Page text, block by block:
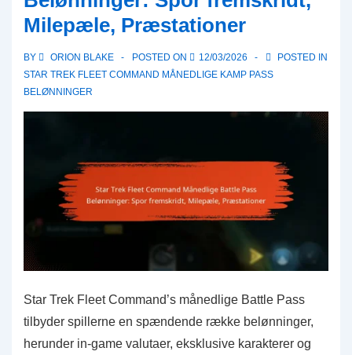
spørgsmål,
spørgsmål,
Detaljerede
svar
Milepæle, Præstationer
BY ORION BLAKE POSTED ON 12/03/2026
POSTED IN
STAR TREK FLEET COMMAND MÅNEDLIGE KAMP PASS
BELØNNINGER
Star Trek Fleet Command’s månedlige Battle Pass
tilbyder spillerne en spændende række belønninger,
herunder in-game valutaer, eksklusive karakterer og